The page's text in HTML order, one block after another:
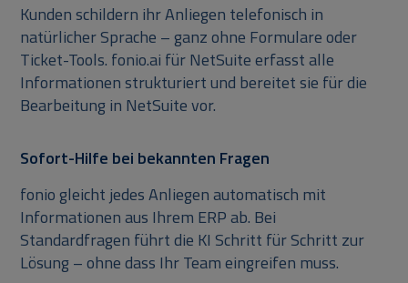
Kunden schildern ihr Anliegen telefonisch in
natürlicher Sprache – ganz ohne Formulare oder
Ticket-Tools. fonio.ai für NetSuite erfasst alle
Informationen strukturiert und bereitet sie für die
Bearbeitung in NetSuite vor.
Sofort-Hilfe bei bekannten Fragen
fonio gleicht jedes Anliegen automatisch mit
Informationen aus Ihrem ERP ab. Bei
Standardfragen führt die KI Schritt für Schritt zur
Lösung – ohne dass Ihr Team eingreifen muss.